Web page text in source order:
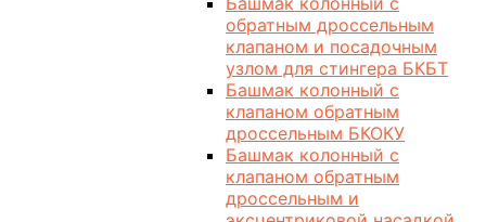
обратным дроссельным
клапаном и посадочным
узлом для стингера БКБТ
Башмак колонный с
клапаном обратным
дроссельным БКОКУ
Башмак колонный с
клапаном обратным
дроссельным и